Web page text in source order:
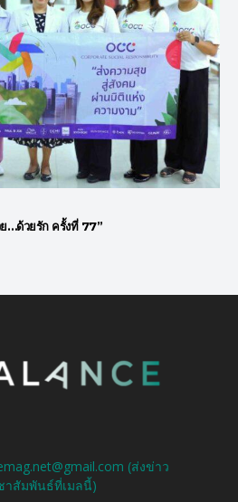
…ด้วยรัก ครั้งที่ 77”
(ส่งข่าว
าสัมพันธ์ที่เมลนี้)